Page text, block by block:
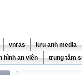
vnras
lưu anh media
hình an viên trung tâm